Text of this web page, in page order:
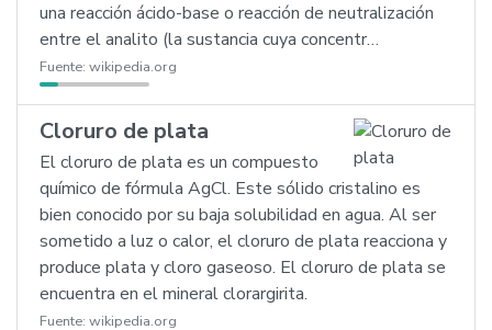
una reacción ácido-base o reacción de neutralización
entre el analito (la sustancia cuya concentr…
Fuente: wikipedia.org
Cloruro de plata
El cloruro de plata es un compuesto
químico de fórmula AgCl. Este sólido cristalino es
bien conocido por su baja solubilidad en agua. Al ser
sometido a luz o calor, el cloruro de plata reacciona y
produce plata y cloro gaseoso. El cloruro de plata se
encuentra en el mineral clorargirita.
Fuente: wikipedia.org